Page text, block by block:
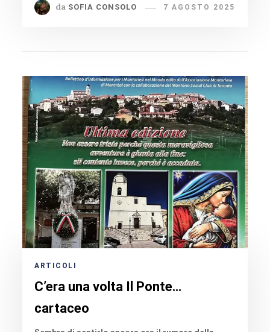
da SOFIA CONSOLO 7 AGOSTO 2025
ARTICOLI
C’era una volta Il Ponte…
cartaceo